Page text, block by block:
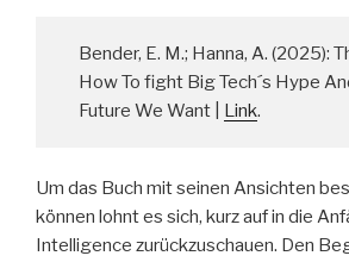
Bender, E. M.; Hanna, A. (2025):
How To fight Big Tech´s Hype
Future We Want | Link.
Um das Buch mit seinen Ansichten
können lohnt es sich, kurz auf in die
Intelligence zurückzuschauen. Den